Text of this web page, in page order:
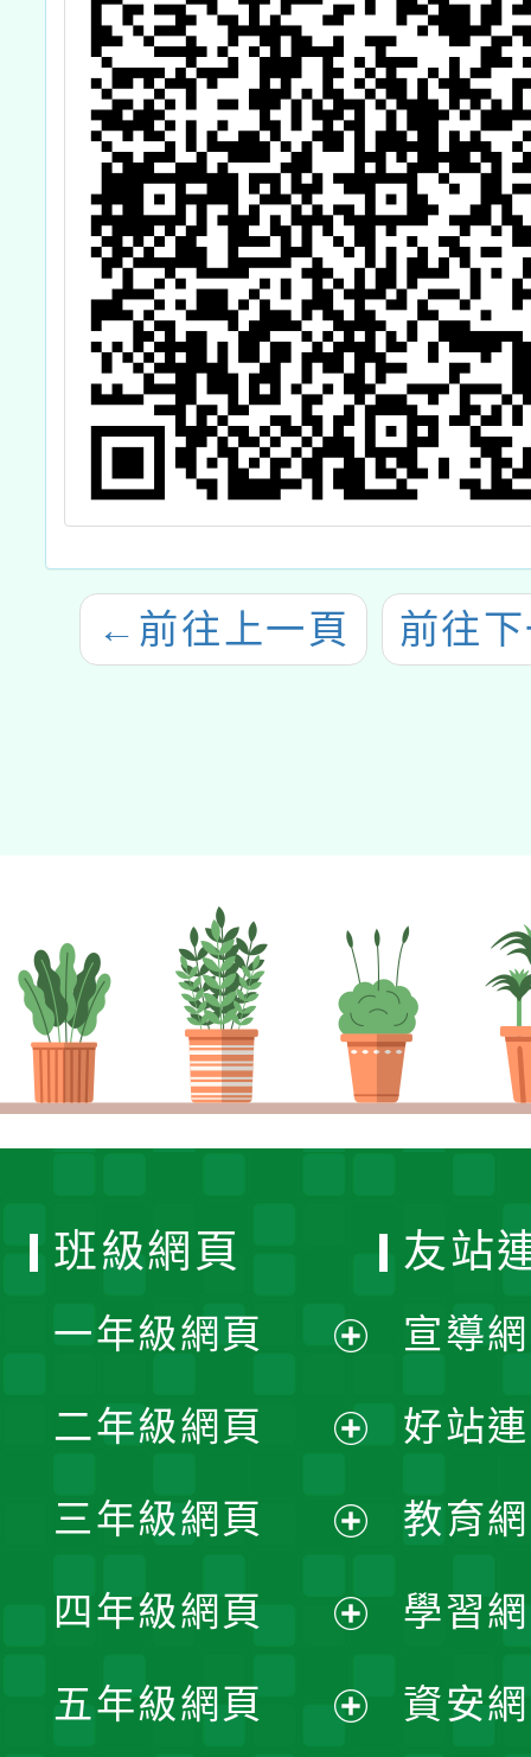
← 前往上一頁 前往
班級網頁
一年級網頁
開
選
單
二年級網頁
開
選
單
三年級網頁
開
選
四年級網頁
開
五年級網頁
友站
宣導
好站
教育
學習
資安